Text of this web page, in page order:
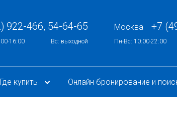
922-466, 54-64-65
16:00 Вс: выходной
Москва +7
Пн-Вс: 10:00-22:00
Где купить Онлайн бронирование и